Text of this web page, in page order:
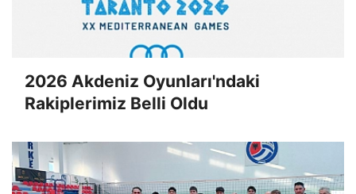
2026 Akdeniz Oyunları'ndaki
Rakiplerimiz Belli Oldu